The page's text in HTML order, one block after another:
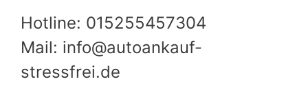
Hotline: 015255457304
Mail: info@autoankauf-
stressfrei.de